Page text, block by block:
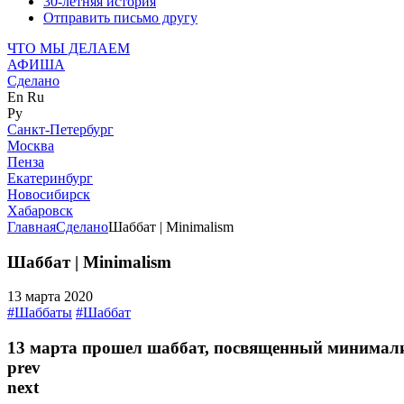
Отправить письмо другу
ЧТО МЫ ДЕЛАЕМ
АФИША
Сделано
En Ru
Ру
Санкт-Петербург
Москва
Пенза
Екатеринбург
Новосибирск
Хабаровск
ГлавнаяСделаноШаббат | Minimalism
Шаббат | Minimalism
13 марта 2020
#Шаббаты #Шаббат
13 марта прошел шаббат, посвященный
prev
next